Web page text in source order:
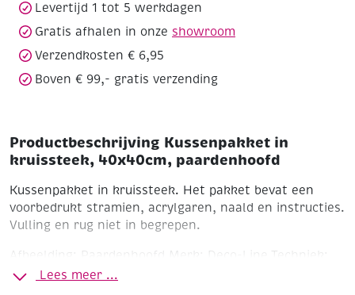
Levertijd 1 tot 5 werkdagen
Gratis afhalen in onze showroom
Verzendkosten € 6,95
Boven € 99,- gratis verzending
Productbeschrijving Kussenpakket in
kruissteek, 40x40cm, paardenhoofd
Kussenpakket in kruissteek. Het pakket bevat een
voorbedrukt stramien, acrylgaren, naald en instructies.
Vulling en rug niet in begrepen.
Afbeelding: Paardenhoofd Merk: Deco-Line
Techniek:
KruissteekFormaat: 40 x 40 cm
Lees meer ...